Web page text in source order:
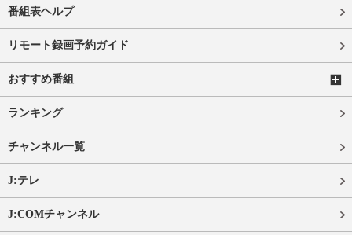
番組表ヘルプ
リモート録画予約ガイド
おすすめ番組
ランキング
チャンネル一覧
J:テレ
J:COMチャンネル